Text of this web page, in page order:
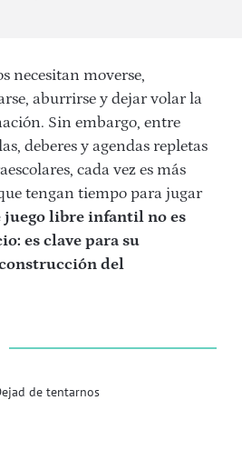
necesitan moverse,
aburrirse y dejar volar la
Sin embargo, entre
deberes y agendas repletas
cada vez es más
tengan tiempo para jugar
juego libre infantil no es
es clave para su
del
de tentarnos